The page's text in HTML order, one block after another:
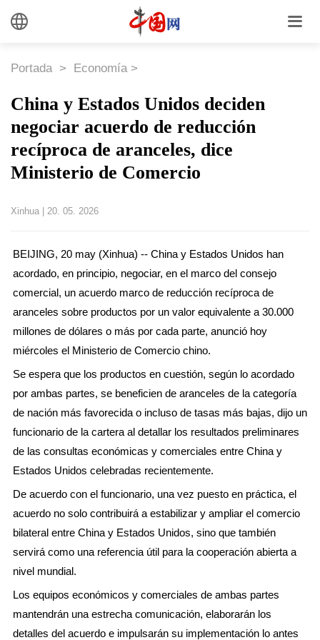
Portada > Economía >
China y Estados Unidos deciden
negociar acuerdo de reducción
recíproca de aranceles, dice
Ministerio de Comercio
Xinhua 20. 05. 2026
BEIJING, 20 may (Xinhua) -- China y Estados Unidos han
acordado, en principio, negociar, en el marco del consejo
comercial, un acuerdo marco de reducción recíproca de
aranceles sobre productos por un valor equivalente a 30.000
millones de dólares o más por cada parte, anunció hoy
miércoles el Ministerio de Comercio chino.
Se espera que los productos en cuestión, según lo acordado
por ambas partes, se beneficien de aranceles de la categoría
de nación más favorecida o incluso de tasas más bajas, dijo un
funcionario de la cartera al detallar los resultados preliminares
de las consultas económicas y comerciales entre China y
Estados Unidos celebradas recientemente.
De acuerdo con el funcionario, una vez puesto en práctica, el
acuerdo no solo contribuirá a estabilizar y ampliar el comercio
bilateral entre China y Estados Unidos, sino que también
servirá como una referencia útil para la cooperación abierta a
nivel mundial.
Los equipos económicos y comerciales de ambas partes
mantendrán una estrecha comunicación, elaborarán los
detalles del acuerdo e impulsarán su implementación lo antes